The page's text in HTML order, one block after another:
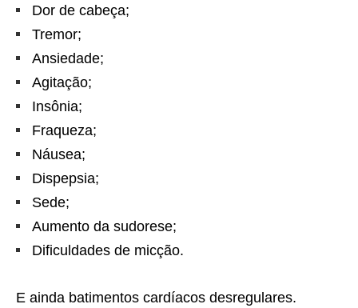
Dor de cabeça;
Tremor;
Ansiedade;
Agitação;
Insônia;
Fraqueza;
Náusea;
Dispepsia;
Sede;
Aumento da sudorese;
Dificuldades de micção.
E ainda batimentos cardíacos desregulares.